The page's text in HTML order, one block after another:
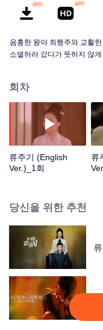
음흉한 왕야 최행주와 교활
소멸하러 갔다가 뜻하지 않
위장하게 된다. 류면당은 비
류면당의 재능에 탄복하며
밀이 많은 걸 눈치채는데 '
국 솔직하게 터놓고 평생을
회차
류주기 (English
Ver.)_1회
류
당신을 위한 추천